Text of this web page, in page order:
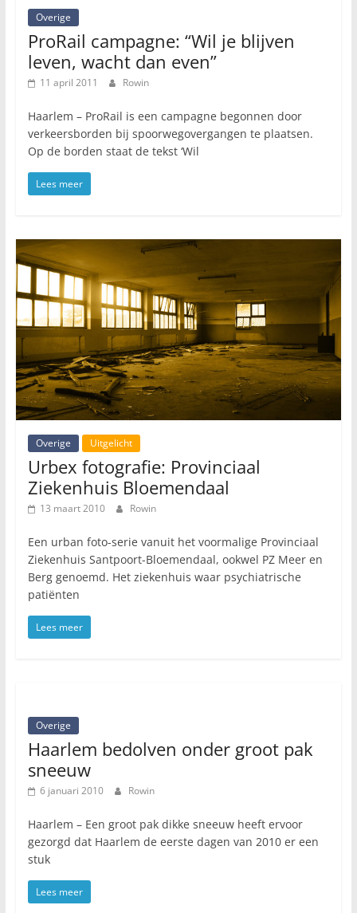
Overige
ProRail campagne: “Wil je blijven
leven, wacht dan even”
11 april 2011 Rowin
Haarlem – ProRail is een campagne begonnen door
verkeersborden bij spoorwegovergangen te plaatsen.
Op de borden staat de tekst ‘Wil
Lees meer
Overige Uitgelicht
Urbex fotografie: Provinciaal
Ziekenhuis Bloemendaal
13 maart 2010 Rowin
Een urban foto-serie vanuit het voormalige Provinciaal
Ziekenhuis Santpoort-Bloemendaal, ookwel PZ Meer en
Berg genoemd. Het ziekenhuis waar psychiatrische
patiënten
Lees meer
Overige
Haarlem bedolven onder groot pak
sneeuw
6 januari 2010 Rowin
Haarlem – Een groot pak dikke sneeuw heeft ervoor
gezorgd dat Haarlem de eerste dagen van 2010 er een
stuk
Lees meer